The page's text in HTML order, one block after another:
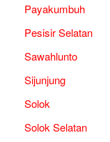
Payakumbuh
Pesisir Selatan
Sawahlunto
Sijunjung
Solok
Solok Selatan